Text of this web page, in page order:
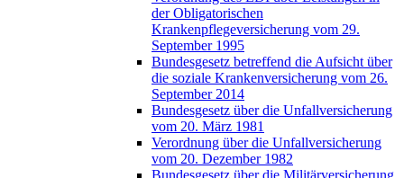
der Obligatorischen
Krankenpflegeversicherung vom 29.
September 1995
Bundesgesetz betreffend die Aufsicht über
die soziale Krankenversicherung vom 26.
September 2014
Bundesgesetz über die Unfallversicherung
vom 20. März 1981
Verordnung über die Unfallversicherung
vom 20. Dezember 1982
Bundesgesetz über die Militärversicherung